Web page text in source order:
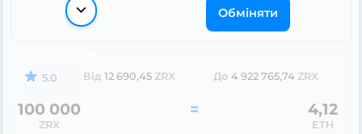
Обміняти
5.0 Від 12 690,45 ZRX До 4 922 765,74 ZRX
100 000
ZRX
= 4,12
ETH